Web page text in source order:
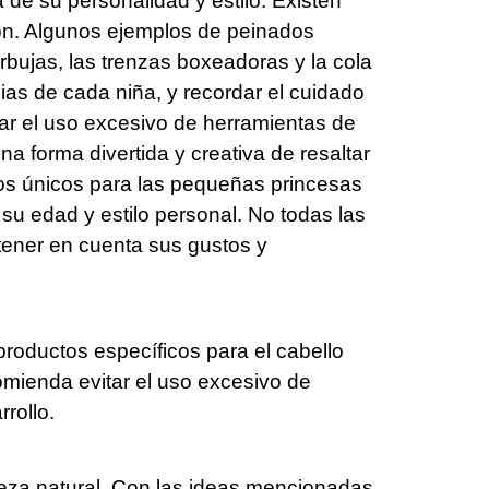
Algunos ejemplos de peinados
las trenzas boxeadoras y la cola
de cada niña, y recordar el cuidado
el uso excesivo de herramientas de
forma divertida y creativa de resaltar
únicos para las pequeñas princesas
edad y estilo personal. No todas las
en cuenta sus gustos y
específicos para el cabello
evitar el uso excesivo de